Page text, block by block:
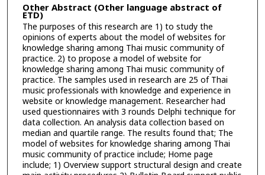
Other Abstract (Other language abstract of
ETD)
The purposes of this research are 1) to study the
opinions of experts about the model of websites for
knowledge sharing among Thai music community of
practice. 2) to propose a model of website for
knowledge sharing among Thai music community of
practice. The samples used in research are 25 of Thai
music professionals with knowledge and experience in
website or knowledge management. Researcher had
used questionnaires with 3 rounds Delphi technique for
data collection. An analysis data collection based on
median and quartile range. The results found that; The
model of websites for knowledge sharing among Thai
music community of practice include; Home page
include; 1) Overview support structural design and create